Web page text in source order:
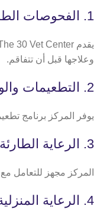
1. الفحوصات الطبية الشاملة
وعلاجها قبل أن تتفاقم.
2. التطعيمات والوقاية
يوفر المركز برنامج
3. الرعاية الطارئة والعلاج المتخصص
المركز مجهز للتعامل
4. الرعاية المنزلية والزيارات البيطرية